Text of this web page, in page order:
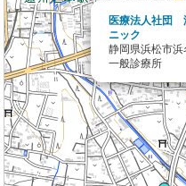
医療法人社団
ニック
静岡県浜松市
一般診療所